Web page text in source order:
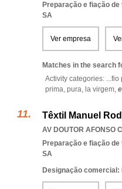
Preparação e fiação
SA
Ver empresa
Matches in the search
Activity categories: ...fio
prima, pura, la virgem,
Têxtil Manuel
AV DOUTOR AFONSO
Preparação e fiação
SA
Designação comercial: